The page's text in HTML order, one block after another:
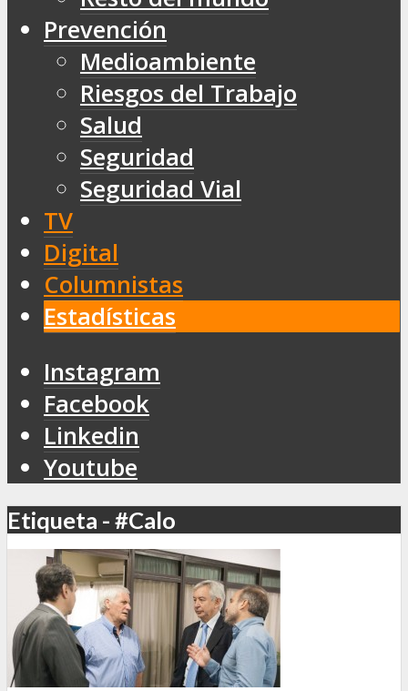
Prevención
Medioambiente
Riesgos del Trabajo
Salud
Seguridad
Seguridad Vial
TV
Digital
Columnistas
Estadísticas
Instagram
Facebook
Linkedin
Youtube
Etiqueta - #Calo